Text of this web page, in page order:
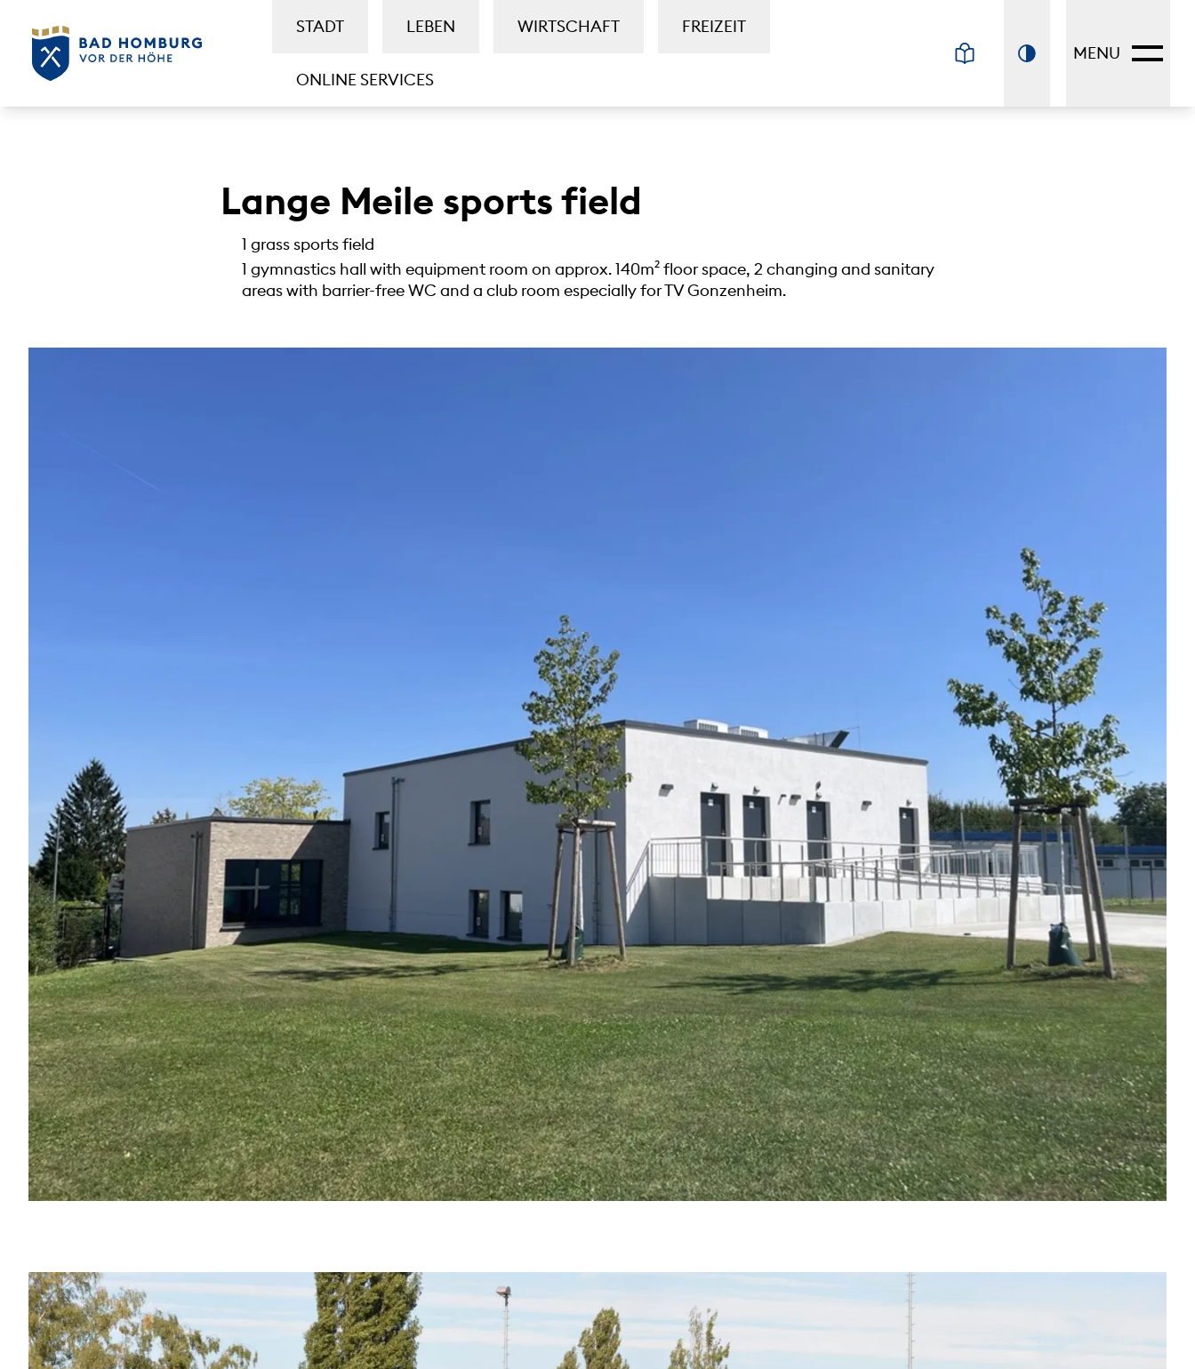
STADT LEBEN WIRTSCHAFT FREIZEIT
ONLINE SERVICES
MENU
Lange Meile sports field
1 grass sports field
1 gymnastics hall with equipment room on approx. 140m² floor space, 2 changing and sanitary
areas with barrier-free WC and a club room especially for TV Gonzenheim.